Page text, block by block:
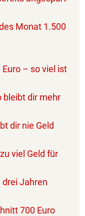
Monat 1.500
– so viel ist
bleibt dir mehr
dir nie Geld
viel Geld für
Jahren
700 Euro